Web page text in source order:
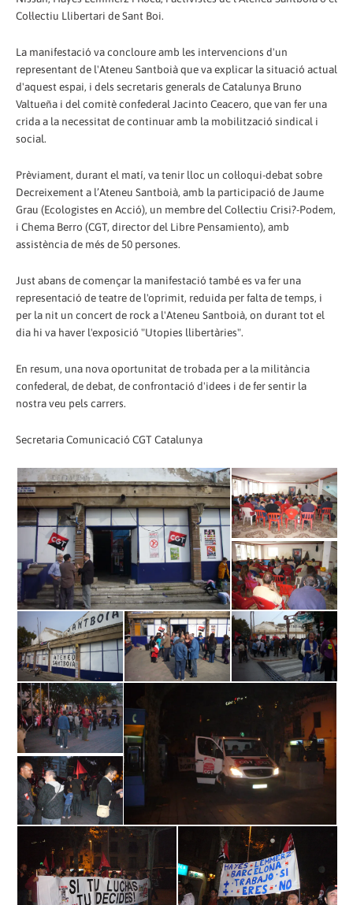
Col·lectiu Llibertari de Sant Boi.
La manifestació va concloure amb les intervencions d'un
representant de l'Ateneu Santboià que va explicar la situació actual
d'aquest espai, i dels secretaris generals de Catalunya Bruno
Valtueña i del comitè confederal Jacinto Ceacero, que van fer una
crida a la necessitat de continuar amb la mobilització sindical i
social.
Prèviament, durant el matí, va tenir lloc un col·loqui-debat sobre
Decreixement a l’Ateneu Santboià, amb la participació de Jaume
Grau (Ecologistes en Acció), un membre del Col·lectiu Crisi?-Podem,
i Chema Berro (CGT, director del Libre Pensamiento), amb
assistència de més de 50 persones.
Just abans de començar la manifestació també es va fer una
representació de teatre de l'oprimit, reduida per falta de temps, i
per la nit un concert de rock a l'Ateneu Santboià, on durant tot el
dia hi va haver l'exposició "Utopies llibertàries".
En resum, una nova oportunitat de trobada per a la militància
confederal, de debat, de confrontació d'idees i de fer sentir la
nostra veu pels carrers.
Secretaria Comunicació CGT Catalunya